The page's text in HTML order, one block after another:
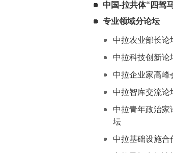
中国-拉共体“四驾
专业领域分论坛
中拉农业部长论
中拉科技创新论
中拉企业家高峰
中拉智库交流论
中拉青年政治家
坛
中拉基础设施合